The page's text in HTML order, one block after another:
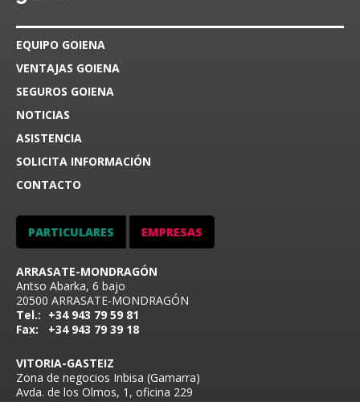
EQUIPO GOIENA
VENTAJAS GOIENA
SEGUROS GOIENA
NOTICIAS
ASISTENCIA
SOLICITA INFORMACIÓN
CONTACTO
PARTICULARES EMPRESAS
ARRASATE-MONDRAGÓN
Antso Abarka, 6 bajo
20500 ARRASATE-MONDRAGÓN
Tel.: +34 943 79 59 81
Fax:
+34 943 79 39 18
VITORIA-GASTEIZ
Zona de negocios Inbisa (Gamarra)
Avda. de los Olmos, 1, oficina 229